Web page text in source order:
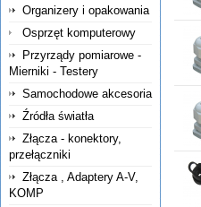
Organizery i opakowania
Osprzęt komputerowy
Przyrządy pomiarowe -
Mierniki - Testery
Samochodowe akcesoria
Źródła światła
Złącza - konektory,
przełączniki
Złącza , Adaptery A-V,
KOMP